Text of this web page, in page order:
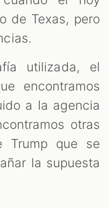
de Texas, pero
utilizada, el
encontramos
a la agencia
otras
Trump que se
la supuesta